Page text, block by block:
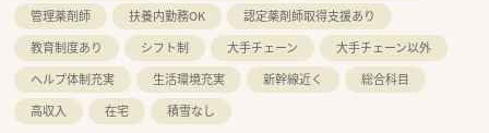
管理薬剤師
扶養内勤務OK
認定薬剤師取得支援あり
教育制度あり
シフト制 大手チェーン
大手チェーン以外
ヘルプ体制充実
生活環境充実 新幹線近く
総合科目
高収入
在宅 積雪なし